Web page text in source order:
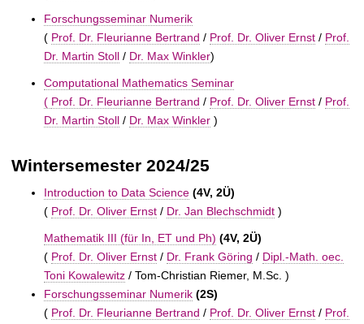
Forschungsseminar Numerik
( Prof. Dr. Fleurianne Bertrand / Prof. Dr. Oliver Ernst / Prof.
Dr. Martin Stoll / Dr. Max Winkler)
Computational Mathematics Seminar
( Prof. Dr. Fleurianne Bertrand / Prof. Dr. Oliver Ernst / Prof.
Dr. Martin Stoll / Dr. Max Winkler )
Wintersemester 2024/25
Introduction to Data Science (4V, 2Ü)
( Prof. Dr. Oliver Ernst / Dr. Jan Blechschmidt )
Mathematik III (für In, ET und Ph) (4V, 2Ü)
( Prof. Dr. Oliver Ernst / Dr. Frank Göring / Dipl.-Math. oec.
Toni Kowalewitz / Tom-Christian Riemer, M.Sc. )
Forschungsseminar Numerik (2S)
( Prof. Dr. Fleurianne Bertrand / Prof. Dr. Oliver Ernst / Prof.